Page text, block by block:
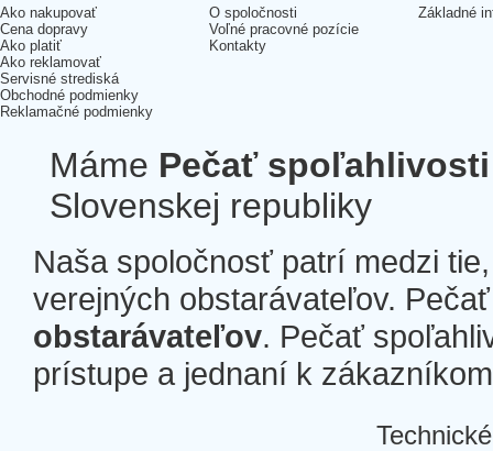
Ako nakupovať
Cena dopravy
Ako platiť
Ako reklamovať
Servisné strediská
Obchodné podmienky
Reklamačné podmienky
O spoločnosti
Voľné pracovné pozície
Kontakty
Základné
Máme Pečať spoľahlivosti
Slovenskej republiky
Naša spoločnosť patrí medzi
verejných obstarávateľov.
obstarávateľov. Pečať
prístupe a jednaní k